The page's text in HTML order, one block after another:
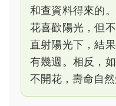
和查資料得來的
花喜歡陽光，但
直射陽光下，結
有幾週。相反，
不開花，壽命自然